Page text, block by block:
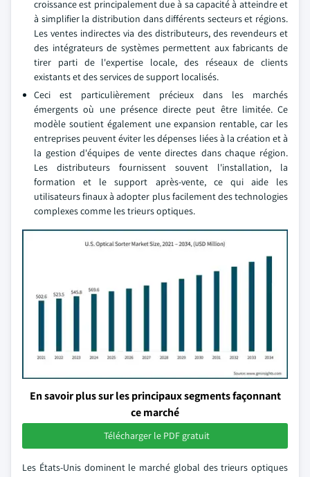
croissance est principalement due à sa capacité à atteindre et
à simplifier la distribution dans différents secteurs et régions.
Les ventes indirectes via des distributeurs, des revendeurs et
des intégrateurs de systèmes permettent aux fabricants de
tirer parti de l'expertise locale, des réseaux de clients
existants et des services de support localisés.
Ceci est particulièrement précieux dans les marchés
émergents où une présence directe peut être limitée. Ce
modèle soutient également une expansion rentable, car les
entreprises peuvent éviter les dépenses liées à la création et à
la gestion d'équipes de vente directes dans chaque région.
Les distributeurs fournissent souvent l'installation, la
formation et le support après-vente, ce qui aide les
utilisateurs finaux à adopter plus facilement des technologies
complexes comme les trieurs optiques.
En savoir plus sur les principaux segments façonnant
ce marché
Télécharger le PDF gratuit
Les États-Unis dominent le marché global des trieurs optiques